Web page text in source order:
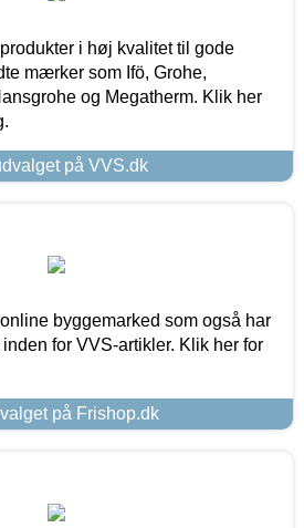
i høj kvalitet til gode
mærker som Ifö, Grohe,
og Megatherm. Klik her
på VVS.dk
byggemarked som også har
for VVS-artikler. Klik her for
på Frishop.dk